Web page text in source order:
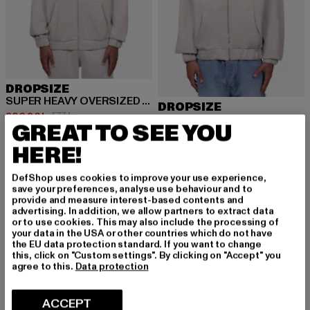
DROPSIZE
SUPER HEAVY OVERSIZED HD-PRINT
392,36 kr
Nuvarande pris: 392,36 kr
577 krKampanjpris: 577 kr
DROPSIZE
HEAVY OVERSIZE EMBO
508 kr
Nuvarande pris: 508 kr
635 krKampanjpris: 635 kr
-25% -38%
GREAT TO SEE YOU
HERE!
DefShop uses cookies to improve your use experience,
save your preferences, analyse use behaviour and to
provide and measure interest-based contents and
advertising. In addition, we allow partners to extract data
or to use cookies. This may also include the processing of
your data in the USA or other countries which do not have
the EU data protection standard. If you want to change
this, click on "Custom settings". By clicking on "Accept" you
agree to this. Data protection
ACCEPT